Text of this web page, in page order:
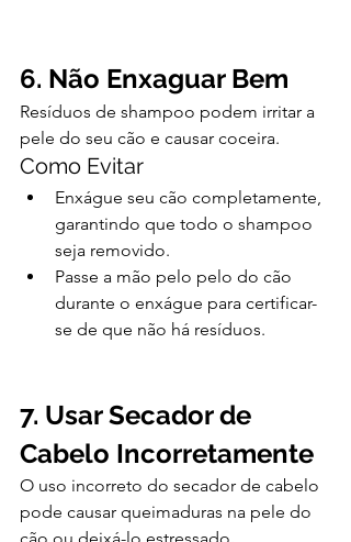
6. Não Enxaguar Bem
Resíduos de shampoo podem irritar a
pele do seu cão e causar coceira.
Como Evitar
Enxágue seu cão completamente,
garantindo que todo o shampoo
seja removido.
Passe a mão pelo pelo do cão
durante o enxágue para certificar-
se de que não há resíduos.
7. Usar Secador de
Cabelo Incorretamente
O uso incorreto do secador de cabelo
pode causar queimaduras na pele do